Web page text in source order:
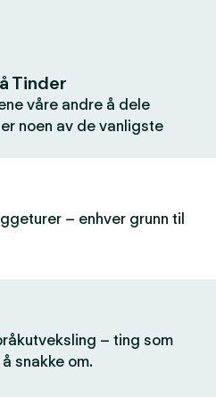
Tinder
våre andre å dele
noen av de vanligste
– enhver grunn til
– ting som
snakke om.